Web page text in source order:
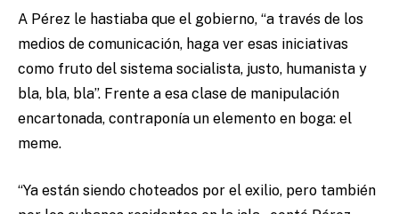
A Pérez le hastiaba que el gobierno, “a través de los
medios de comunicación, haga ver esas iniciativas
como fruto del sistema socialista, justo, humanista y
bla, bla, bla”. Frente a esa clase de manipulación
encartonada, contraponía un elemento en boga: el
meme.
“Ya están siendo choteados por el exilio, pero también